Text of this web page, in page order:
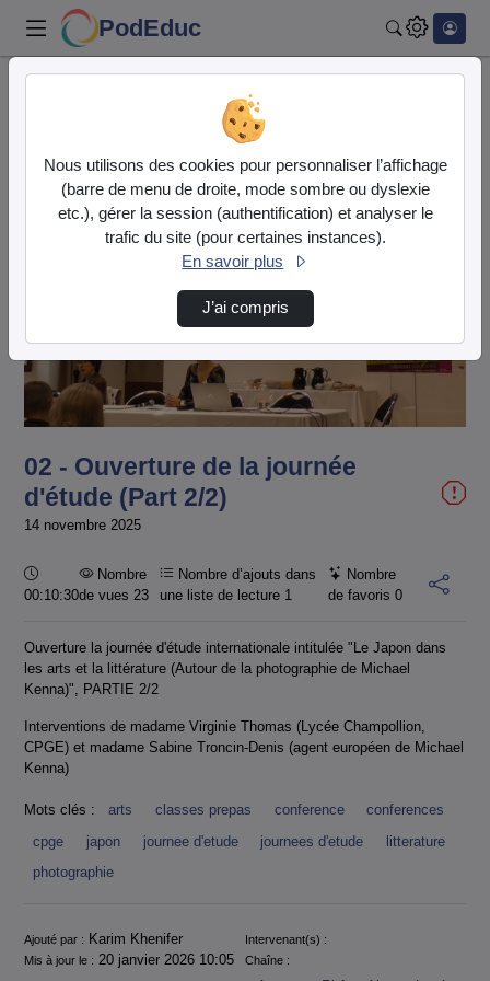
PodEduc
02 - Ouverture de la journée d'étude (Part 2…
Lire
la
vidéo
02 - Ouverture de la journée
d'étude (Part 2/2)
14 novembre 2025
Durée :
00:10:30
Nombre
de vues 23
Nombre d’ajouts dans
une liste de lecture 1
Nombre
de favoris 0
Ouverture la journée d'étude internationale intitulée "Le Japon dans
les arts et la littérature (Autour de la photographie de Michael
Kenna)", PARTIE 2/2
Interventions de madame Virginie Thomas (Lycée Champollion,
CPGE) et madame Sabine Troncin-Denis (agent européen de Michael
Kenna)
Mots clés : arts classes prepas conference
conferences
cpge
japon journee d'etude journees d'etude
litterature
photographie
Informations
Ajouté par : Karim Khenifer
Intervenant(s) :
Mis à jour le : 20 janvier 2026 10:05 Chaîne :
Nous utilisons des cookies pour personnaliser l’affichage
(barre de menu de droite, mode sombre ou dyslexie
etc.), gérer la session (authentification) et analyser le
trafic du site (pour certaines instances).
En savoir plus
J’ai compris